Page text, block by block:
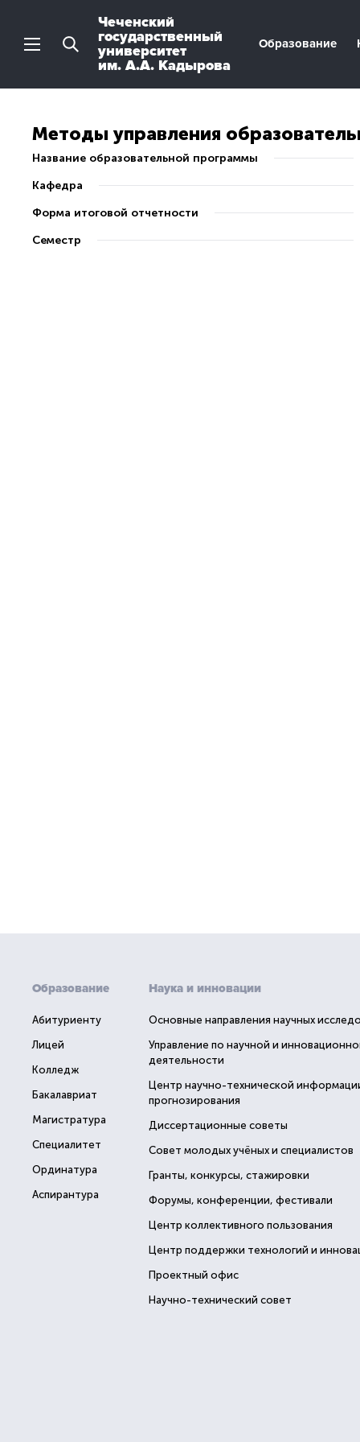
Чеченский
государственный
университет
им. А.А. Кадырова
Образование
Методы управления
Название образовательной программы
Кафедра
Форма итоговой отчетности
Семестр
Образование
Абитуриенту
Лицей
Колледж
Бакалавриат
Магистратура
Специалитет
Ординатура
Аспирантура
Наука и инновации
Основные направления научных
Управление по научной и
деятельности
Центр научно-технической
прогнозирования
Диссертационные советы
Совет молодых учёных и специалистов
Гранты, конкурсы, стажировки
Форумы, конференции, фестивали
Центр коллективного пользования
Центр поддержки технологий и
Проектный офис
Научно-технический совет